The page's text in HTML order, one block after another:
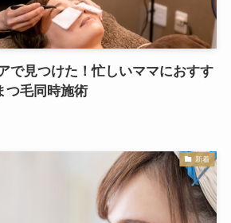
で見つけた！忙しいママにおすす
つ毛同時施術
新着